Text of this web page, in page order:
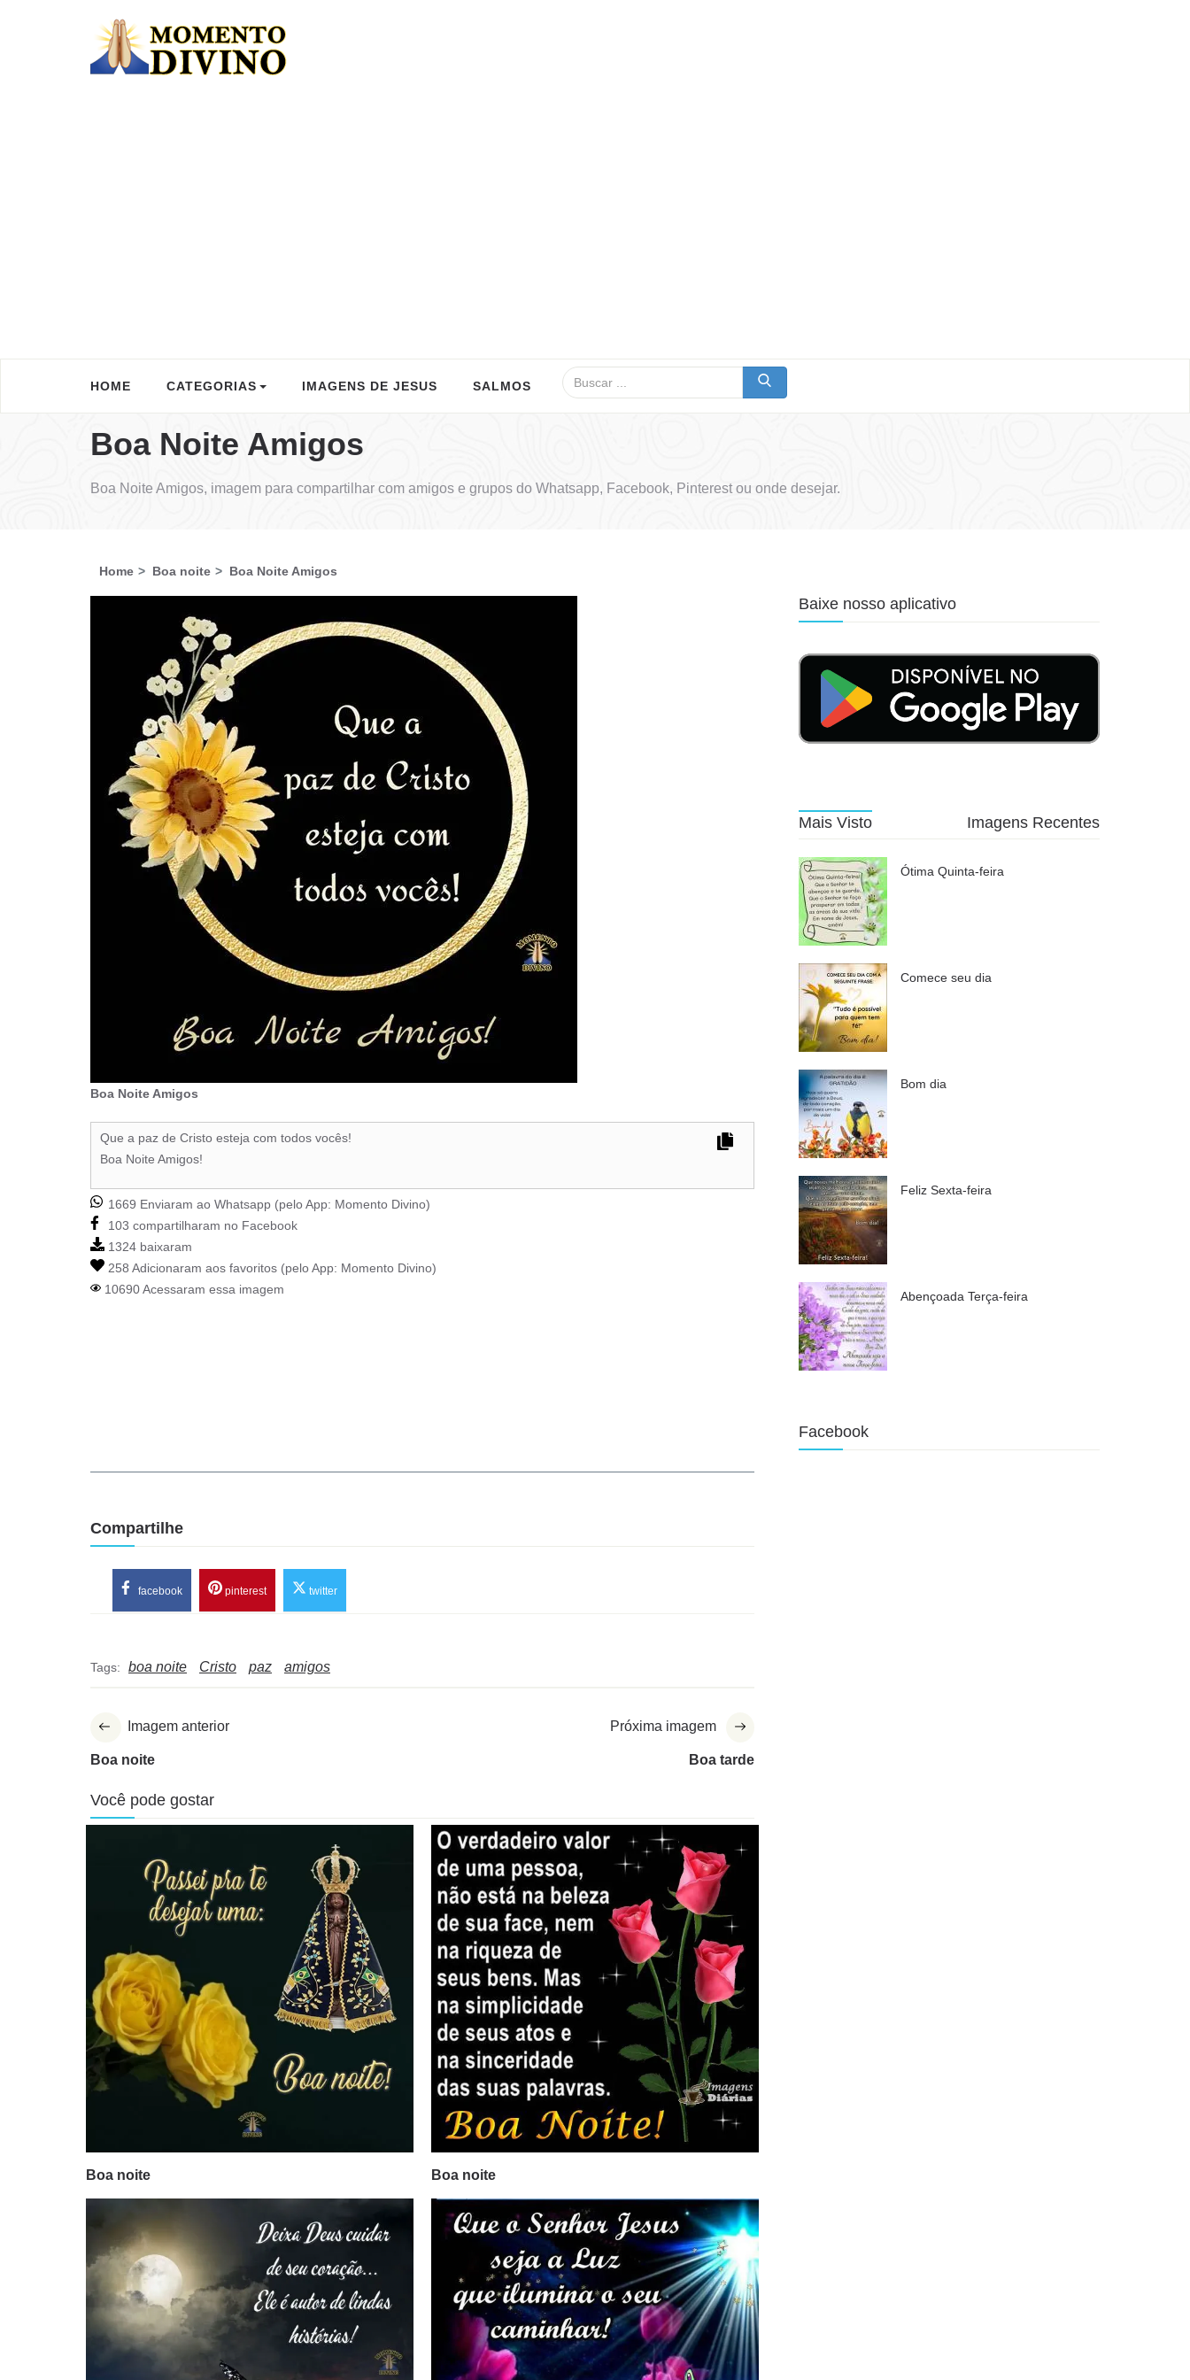
HOME CATEGORIAS IMAGENS DE JESUS SALMOS
Boa Noite Amigos
Boa Noite Amigos, imagem para compartilhar com amigos e grupos do Whatsapp, Facebook, Pinterest ou onde desejar.
Home Boa noite Boa Noite Amigos
Boa Noite Amigos
Que a paz de Cristo esteja com todos vocês!
Boa Noite Amigos!
1669 Enviaram ao Whatsapp (pelo App: Momento Divino)
103 compartilharam no Facebook
1324 baixaram
258 Adicionaram aos favoritos (pelo App: Momento Divino)
10690 Acessaram essa imagem
Compartilhe
facebook pinterest twitter
Tags: boa noite Cristo paz amigos
Imagem anterior
Boa noite
Próxima imagem
Boa tarde
Você pode gostar
Boa noite Boa noite
Baixe nosso aplicativo
Mais Visto Imagens Recentes
Ótima Quinta-feira
Comece seu dia
Bom dia
Feliz Sexta-feira
Abençoada Terça-feira
Facebook